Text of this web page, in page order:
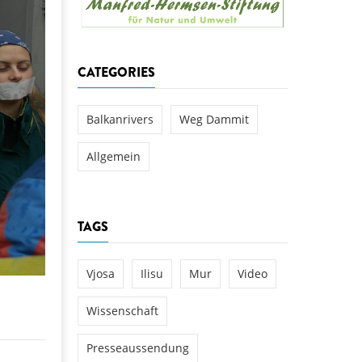
Ulog verursacht
DAMMIT
für den Kamp: Aus für
im Kamptal
CATEGORIES
Balkanrivers Weg Dammit
Allgemein
TAGS
Vjosa Ilisu Mur Video
Wissenschaft
Presseaussendung